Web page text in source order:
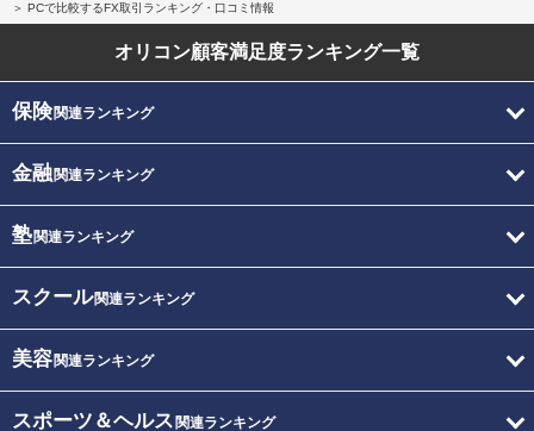
PCで比較するFX取引ランキング・口コミ情報
オリコン顧客満足度ランキング一覧
保険関連ランキング
金融関連ランキング
塾関連ランキング
スクール関連ランキング
美容関連ランキング
スポーツ＆ヘルス 関連ランキング